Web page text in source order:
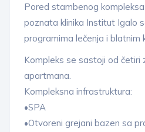
Pored stambenog
poznata klinika Institut Igalo
programima lečenja i blatnim
Kompleks se sastoji od četiri
apartmana.
Kompleksna infrastruktura:
•SPA
•Otvoreni grejani bazen sa